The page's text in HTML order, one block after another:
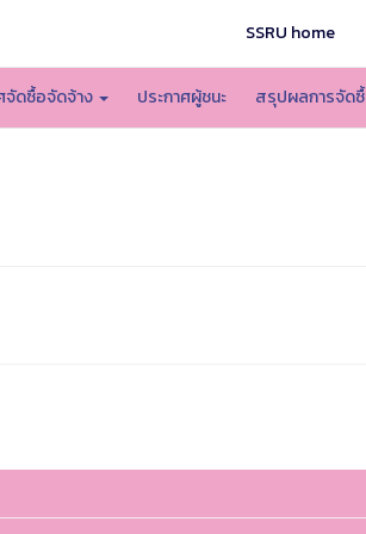
SSRU home
จัดซื้อจัดจ้าง ประกาศผู้ชนะ สรุปผลการจัด